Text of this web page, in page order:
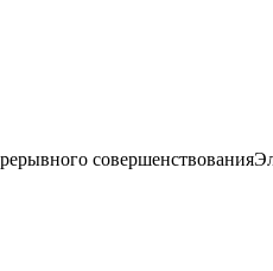
совершенствования